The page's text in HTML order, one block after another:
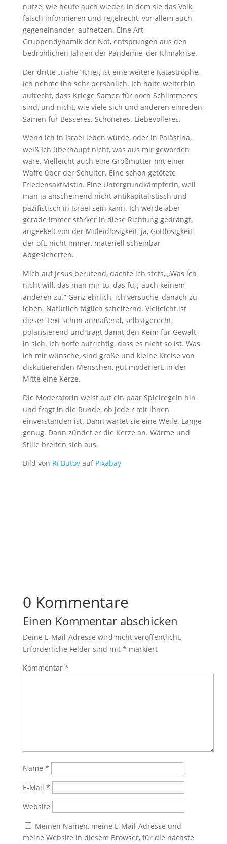
nutze, wie heute auch wieder, in dem sie das Volk
falsch informieren und regelrecht, vor allem auch
gegeneinander, aufhetzen. Eine Art
Gruppendynamik der Not, entsprungen aus den
bedrohlichen Jahren der Pandemie, der Klimakrise.
Der dritte „nahe“ Krieg ist eine weitere Katastrophe,
ich nehme ihn sehr persönlich. Ich halte weiterhin
aufrecht, dass Kriege Samen für noch Schlimmeres
sind, und nicht, wie viele sich und anderen einreden,
Samen für Besseres. Schöneres. Liebevolleres.
Wenn ich in Israel leben würde, oder in Palästina,
weiß ich überhaupt nicht, was aus mir geworden
wäre. Vielleicht auch eine Großmutter mit einer
Waffe über der Schulter. Eine schon getötete
Friedensaktivistin. Eine Untergrundkämpferin, weil
man ja anscheinend nicht antikapitalistisch und
pazifistisch in Israel sein kann. Ich werde aber
gerade immer stärker in diese Richtung gedrängt,
angeekelt von der Mitleidlosigkeit, ja, Gottlosigkeit
der oft, nicht immer, materiell scheinbar
Abgesicherten.
Mich auf Jesus berufend, dachte ich stets, „Was ich
nicht will, das man mir tu, das füg‘ auch keinem
anderen zu.“ Ganz ehrlich, ich versuche, danach zu
leben. Natürlich täglich scheiternd. Vielleicht ist
dieser Text schon anmaßend, selbstgerecht,
polarisierend und trägt damit den Keim für Gewalt
in sich. Ich hoffe aufrichtig, dass es nicht so ist. Was
ich mir wünsche, sind große und kleine Kreise von
diskutierenden Menschen, gut moderiert, in der
Mitte eine Kerze.
Die Moderatorin weist auf ein paar Spielregeln hin
und fragt in die Runde, ob jede:r mit ihnen
einverstanden ist. Dann wartet sie eine Weile. Lange
genug. Dann zündet er die Kerze an. Wärme und
Stille breiten sich aus.
Bild von Ri Butovauf Pixabay
0 Kommentare
Einen Kommentar abschicken
Deine E-Mail-Adresse wird nicht veröffentlicht.
Erforderliche Felder sind mit * markiert
Kommentar *
Name *
E-Mail *
Website
Meinen Namen, meine E-Mail-Adresse und
meine Website in diesem Browser, für die nächste